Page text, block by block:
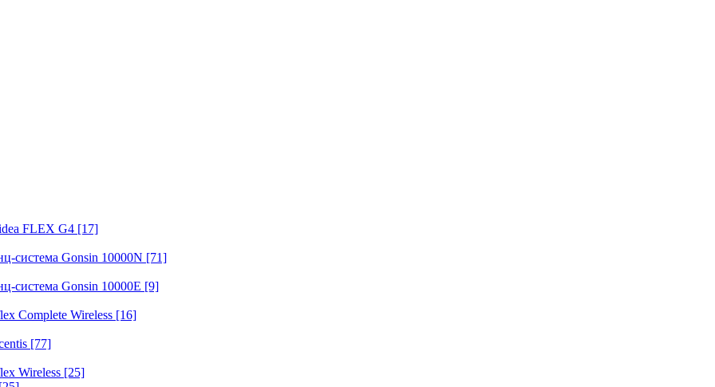
FLEX G4 [17]
система Gonsin 10000N [71]
система Gonsin 10000E [9]
Complete Wireless [16]
[77]
Wireless [25]